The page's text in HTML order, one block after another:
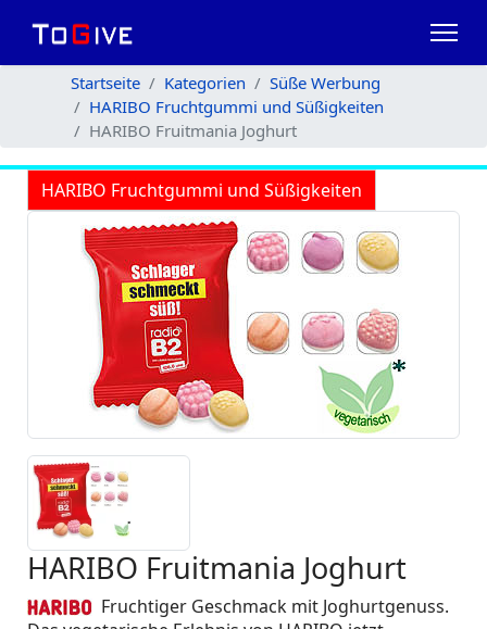
Startseite Kategorien
Süße Werbung
HARIBO Fruchtgummi und Süßigkeiten
HARIBO Fruitmania Joghurt
HARIBO Fruchtgummi und Süßigkeiten
HARIBO Fruitmania Joghurt
Fruchtiger Geschmack mit Joghurtgenuss.